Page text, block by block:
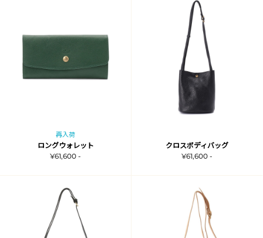
再入荷
ロングウォレット
¥61,600 -
クロスボディバッグ
¥61,600 -